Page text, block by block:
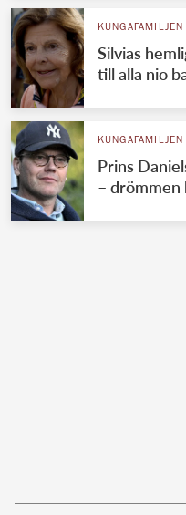
KUNGAFAMILJEN
Silvias
till alla nio
KUNGAFAMILJEN
Prins
– drömmen